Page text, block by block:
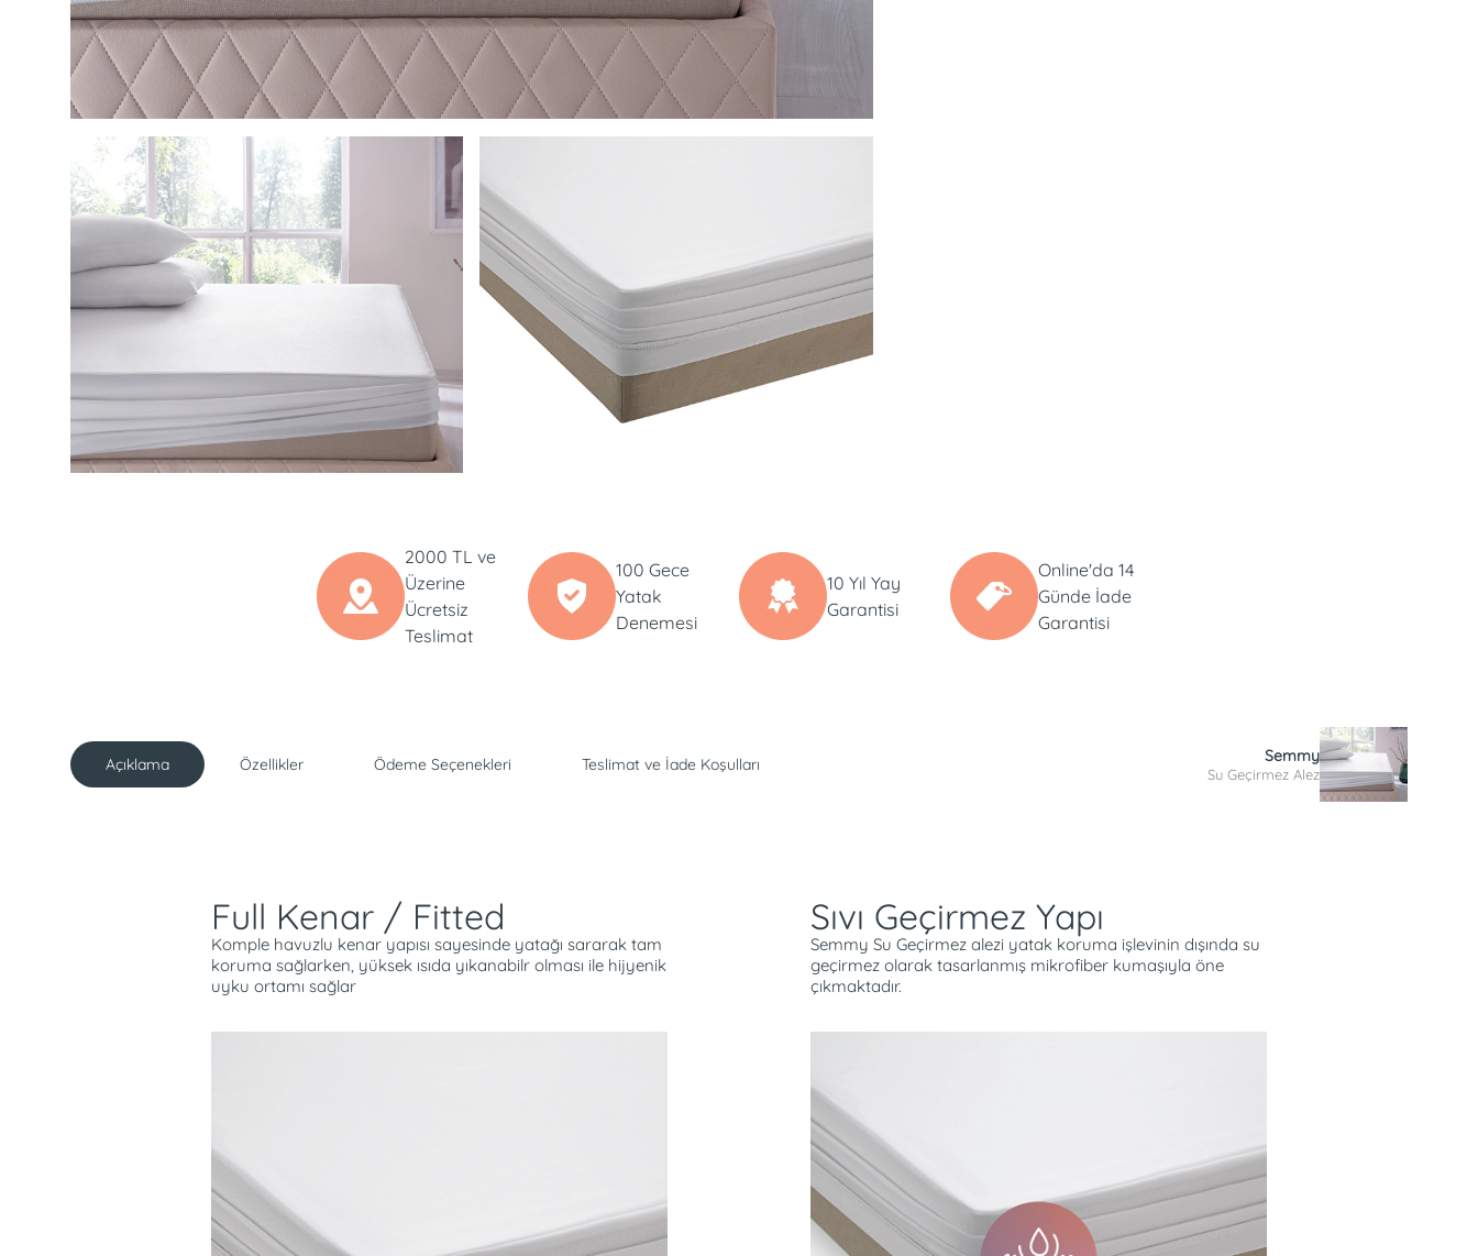
2000 TL ve
Üzerine
Ücretsiz
Teslimat
100 Gece
Yatak
Denemesi
10 Yıl Yay
Garantisi
Online'da 14
Günde İade
Garantisi
Açıklama Özellikler Ödeme Seçenekleri Teslimat ve İade Koşulları Semmy
Su Geçirmez Alez
Full Kenar / Fitted
Komple havuzlu kenar yapısı sayesinde yatağı sararak tam
koruma sağlarken, yüksek ısıda yıkanabilr olması ile hijyenik
uyku ortamı sağlar
Sıvı Geçirmez Yapı
Semmy Su Geçirmez alezi yatak koruma işlevinin dışında su
geçirmez olarak tasarlanmış mikrofiber kumaşıyla öne
çıkmaktadır.